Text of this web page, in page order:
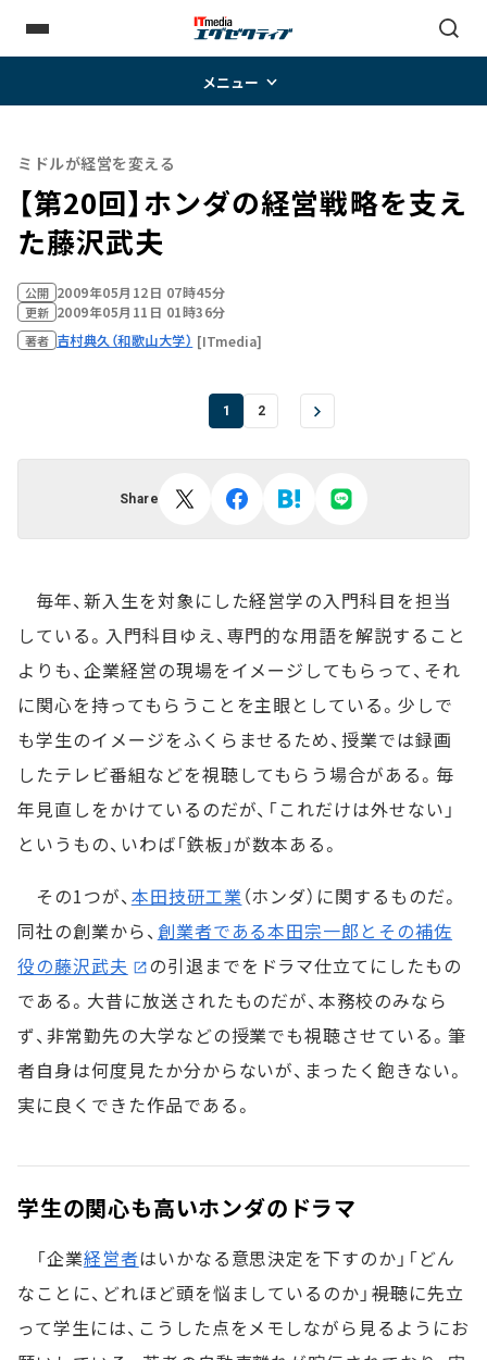
メニュー
ミドルが経営を変える
【第20回】ホンダの経営戦略を支え
た藤沢武夫
公開 2009年05月12日 07時45分
更新 2009年05月11日 01時36分
著者 吉村典久（和歌山大学） [ITmedia]
1 2
Share
毎年、新入生を対象にした経営学の入門科目を担当
している。入門科目ゆえ、専門的な用語を解説すること
よりも、企業経営の現場をイメージしてもらって、それ
に関心を持ってもらうことを主眼としている。少しで
も学生のイメージをふくらませるため、授業では録画
したテレビ番組などを視聴してもらう場合がある。毎
年見直しをかけているのだが、「これだけは外せない」
というもの、いわば「鉄板」が数本ある。
その1つが、 本田技研工業（ホンダ）に関するものだ。
同社の創業から、 創業者である本田宗一郎とその補佐
役の藤沢武夫
の引退までをドラマ仕立てにしたもの
である。大昔に放送されたものだが、本務校のみなら
ず、非常勤先の大学などの授業でも視聴させている。筆
者自身は何度見たか分からないが、まったく飽きない。
実に良くできた作品である。
学生の関心も高いホンダのドラマ
「企業経営者はいかなる意思決定を下すのか」「どん
なことに、どれほど頭を悩ましているのか」――視聴に先立
って学生には、こうした点をメモしながら見るようにお